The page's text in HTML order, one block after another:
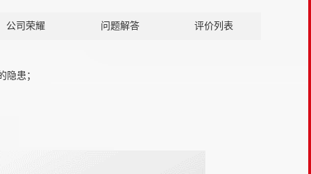
公司荣耀 问题解答 评价列表
隐患；